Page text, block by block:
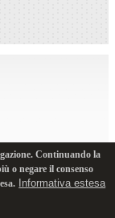
Continuando la
o negare il consenso
Informativa estesa